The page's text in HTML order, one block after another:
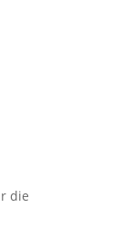
die